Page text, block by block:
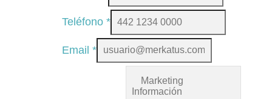
Teléfono *
Email *